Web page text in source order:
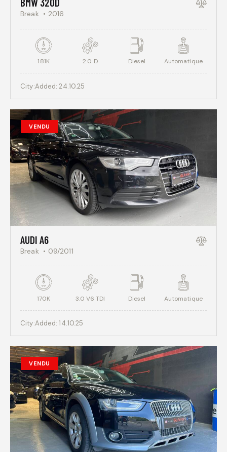
Break 2016
181K 2.0 D Diesel Automatique
City:Added: 24.10.25
VENDU
AUDI A6
Break 09/2011
170K 3.0 V6 TDI Diesel Automatique
City:Added: 14.10.25
VENDU